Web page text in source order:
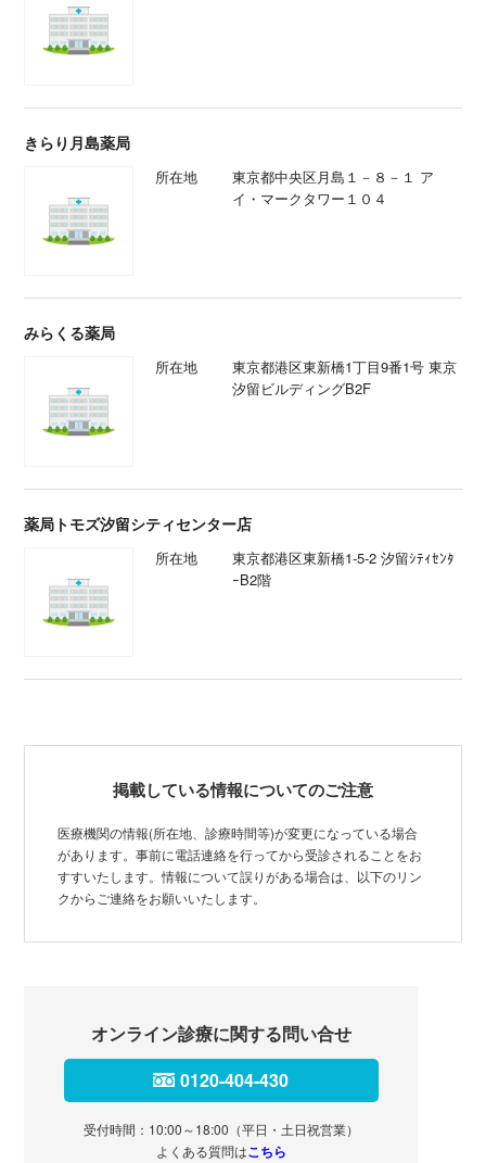
きらり月島薬局
所在地
東京都中央区月島１－８－１ ア
イ・マークタワー１０４
みらくる薬局
所在地
東京都港区東新橋1丁目9番1号 東京
汐留ビルディングB2F
薬局トモズ汐留シティセンター店
所在地
東京都港区東新橋1-5-2 汐留ｼﾃｨｾﾝﾀ
ｰB2階
掲載している情報についてのご注意
医療機関の情報(所在地、診療時間等)が変更になっている場合
があります。事前に電話連絡を行ってから受診されることをお
すすいたします。情報について誤りがある場合は、以下のリン
クからご連絡をお願いいたします。
オンライン診療に関する問い合せ
0120-404-430
受付時間：10:00～18:00（平日・土日祝営業）
よくある質問はこちら